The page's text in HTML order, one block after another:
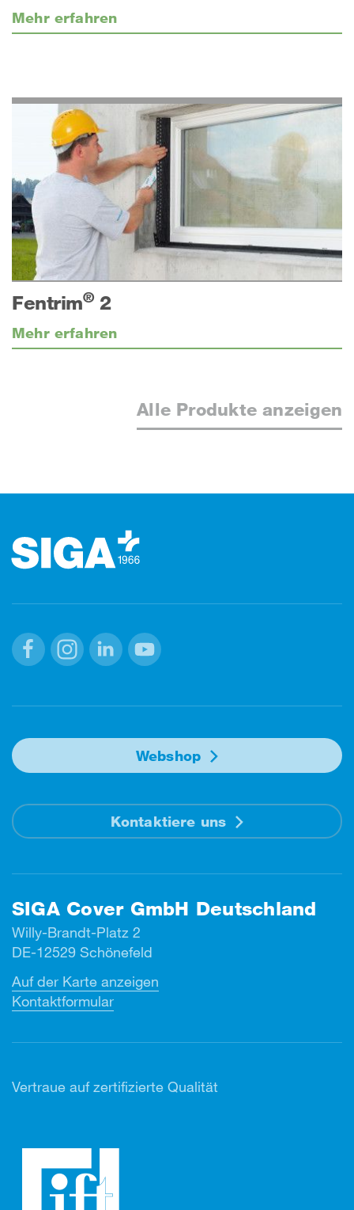
Mehr erfahren
Fentrim® 2
Mehr erfahren
Alle Produkte anzeigen
Webshop
Kontaktiere uns
SIGA Cover GmbH Deutschland
Willy-Brandt-Platz 2
DE-12529 Schönefeld
Auf der Karte anzeigen
Kontaktformular
Vertraue auf zertifizierte Qualität